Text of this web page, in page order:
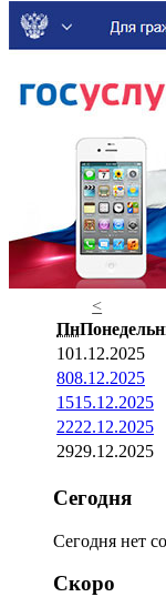
<
Пн
101.12.2025
808.12.2025
1515.12.2025
2222.12.2025
2929.12.2025
Сегодня
Сегодня нет
Скоро